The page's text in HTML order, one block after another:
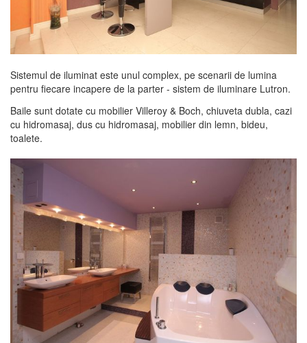
Sistemul de iluminat este unul complex, pe scenarii de lumina
pentru fiecare incapere de la parter - sistem de iluminare Lutron.
Baile sunt dotate cu mobilier Villeroy & Boch, chiuveta dubla, cazi
cu hidromasaj, dus cu hidromasaj, mobilier din lemn, bideu,
toalete.